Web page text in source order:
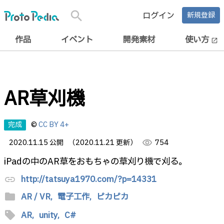
search ログイン 新規登録
作品 イベント 開発素材 使い方 open_in_new
AR草刈機
完成 ©CC BY 4+
2020.11.15 公開
（2020.11.21 更新） visibility 754
iPadの中のAR草をおもちゃの草刈り機で刈る。
link http://tatsuya1970.com/?p=14331
folder AR / VR, 電子工作, ピカピカ
sell AR, unity, C#